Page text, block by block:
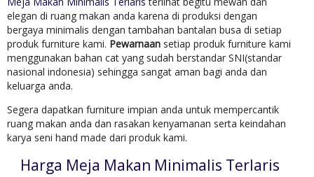
elegan di ruang makan anda karena di produksi dengan
bergaya minimalis dengan tambahan bantalan busa di setiap
produk furniture kami. Pewarnaan setiap produk furniture kami
menggunakan bahan cat yang sudah berstandar SNI(standar
nasional indonesia) sehingga sangat aman bagi anda dan
keluarga anda.
Segera dapatkan furniture impian anda untuk mempercantik
ruang makan anda dan rasakan kenyamanan serta keindahan
karya seni hand made dari produk kami.
Harga Meja Makan Minimalis Terlaris